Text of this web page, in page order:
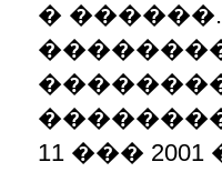
�
11 ��� 2001